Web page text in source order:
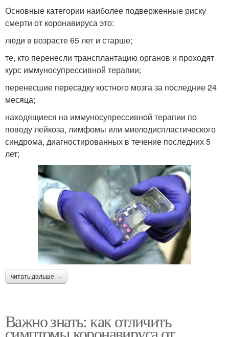
Основные категории наиболее подверженные риску
смерти от коронавируса это:
люди в возрасте 65 лет и старше;
те, кто перенесли трансплантацию органов и проходят
курс иммуносупрессивной терапии;
перенесшие пересадку костного мозга за последние 24
месяца;
находящиеся на иммуносупрессивной терапии по
поводу лейкоза, лимфомы или миелодиспластического
синдрома, диагностированных в течение последних 5
лет;
читать дальше →
Важно знать: как отличить